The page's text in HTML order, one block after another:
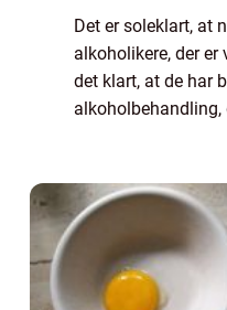
Det er soleklart, at
alkoholikere, der
det klart, at de har
alkoholbehandling,